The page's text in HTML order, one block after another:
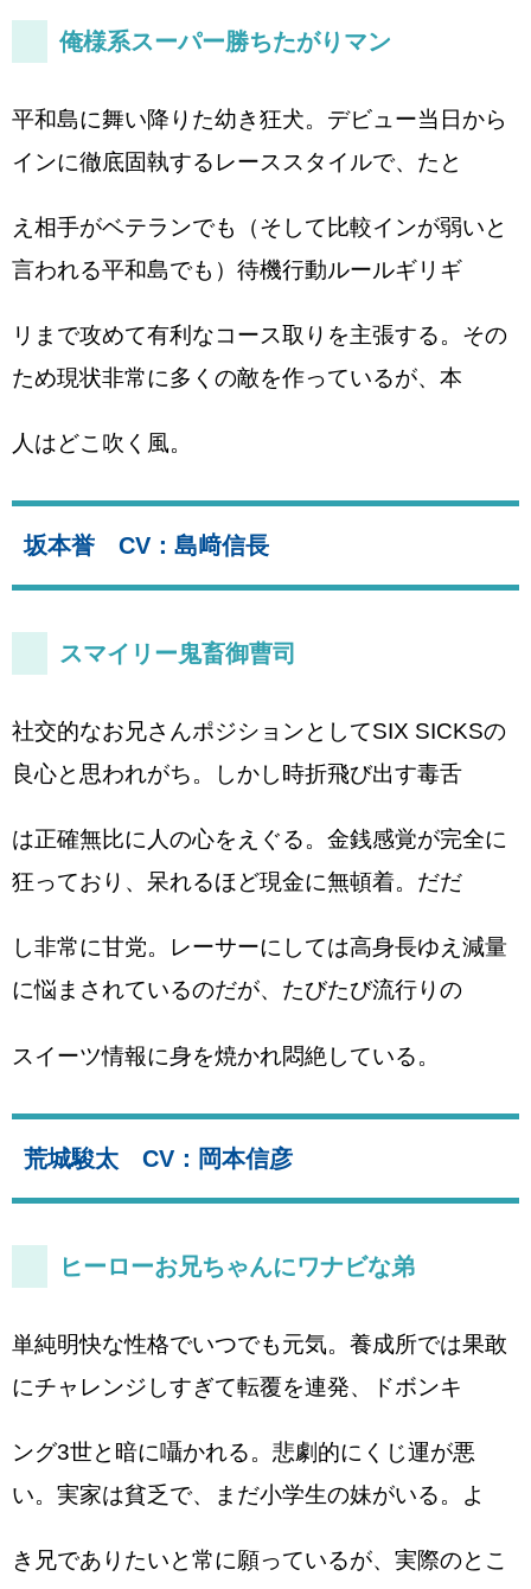
俺様系スーパー勝ちたがりマン
平和島に舞い降りた幼き狂犬。デビュー当日から
インに徹底固執するレーススタイルで、たと
え相手がベテランでも（そして比較インが弱いと
言われる平和島でも）待機行動ルールギリギ
リまで攻めて有利なコース取りを主張する。その
ため現状非常に多くの敵を作っているが、本
人はどこ吹く風。
坂本誉 CV：島﨑信長
スマイリー鬼畜御曹司
社交的なお兄さんポジションとしてSIX SICKSの
良心と思われがち。しかし時折飛び出す毒舌
は正確無比に人の心をえぐる。金銭感覚が完全に
狂っており、呆れるほど現金に無頓着。だだ
し非常に甘党。レーサーにしては高身長ゆえ減量
に悩まされているのだが、たびたび流行りの
スイーツ情報に身を焼かれ悶絶している。
荒城駿太 CV：岡本信彦
ヒーローお兄ちゃんにワナビな弟
単純明快な性格でいつでも元気。養成所では果敢
にチャレンジしすぎて転覆を連発、ドボンキ
ング3世と暗に囁かれる。悲劇的にくじ運が悪
い。実家は貧乏で、まだ小学生の妹がいる。よ
き兄でありたいと常に願っているが、実際のとこ